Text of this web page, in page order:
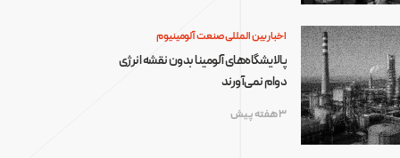
اخبار بین المللی صنعت آلومینیوم
پالایشگاه‌های آلومینا بدون نقشه انرژی
دوام نمی‌آورند
3 هفته پیش